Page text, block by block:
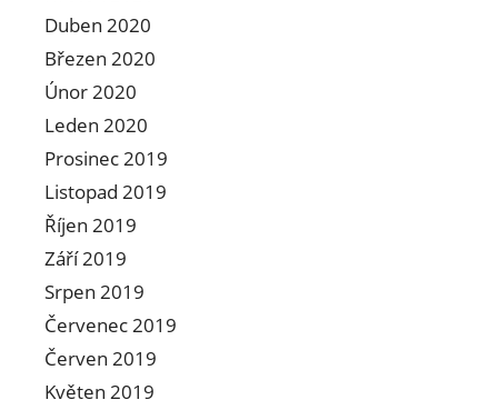
Duben 2020
Březen 2020
Únor 2020
Leden 2020
Prosinec 2019
Listopad 2019
Říjen 2019
Září 2019
Srpen 2019
Červenec 2019
Červen 2019
Květen 2019